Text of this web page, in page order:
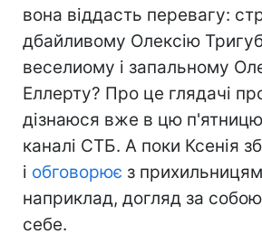
вона віддасть перевагу:
дбайливому Олексію
веселиому і запальному
Еллерту? Про це глядачі
дізнаюся вже в цю
каналі СТБ. А поки Ксенія
і обговорює з
наприклад, догляд за собою
себе.